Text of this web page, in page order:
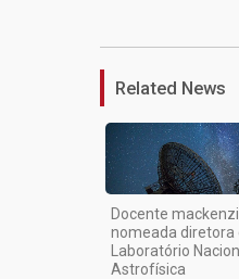
Related News
Docente
nomeada diretora
Laboratório
Astrofísica